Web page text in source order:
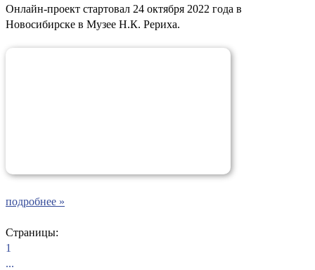
Онлайн-проект стартовал 24 октября 2022 года в
Новосибирске в Музее Н.К. Рериха.
подробнее »
Страницы:
1
...